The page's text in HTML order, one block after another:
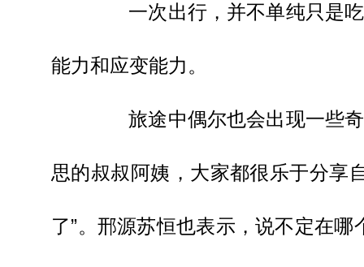
一次出行，并不单纯只是吃
能力和应变能力。
旅途中偶尔也会出现一些奇
思的叔叔阿姨，大家都很乐于分享
了”。邢源苏恒也表示，说不定在